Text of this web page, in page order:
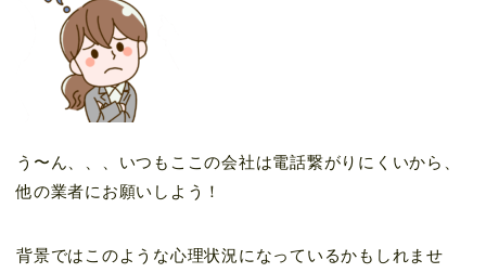
う〜ん、、、いつもここの会社は電話繋がりにくいから、
他の業者にお願いしよう！
背景ではこのような心理状況になっているかもしれませ